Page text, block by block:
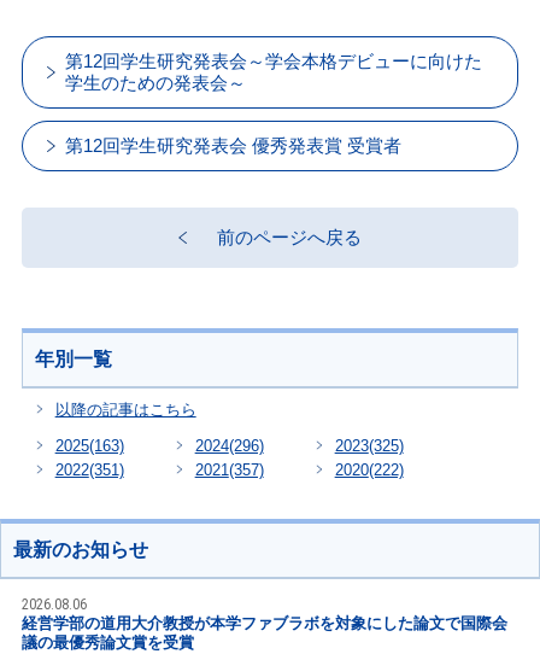
第12回学生研究発表会～学会本格デビューに向けた
学生のための発表会～
第12回学生研究発表会 優秀発表賞 受賞者
前のページへ戻る
年別一覧
以降の記事はこちら
2025(163) 2024(296) 2023(325)
2022(351) 2021(357) 2020(222)
最新のお知らせ
2026.08.06
経営学部の道用大介教授が本学ファブラボを対象にした論文で国際会
議の最優秀論文賞を受賞